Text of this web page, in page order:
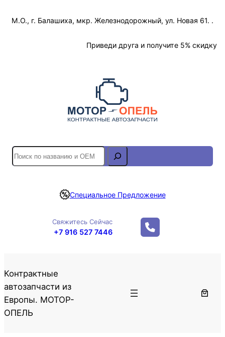
М.О., г. Балашиха, мкр. Железнодорожный, ул. Новая 61. .
Приведи друга и получите 5% скидку
S
e
r
Специальное Предложение
Свяжитесь Сейчас
+7 916 527 7446
Контрактные
автозапчасти из
Европы. МОТОР-
ОПЕЛЬ